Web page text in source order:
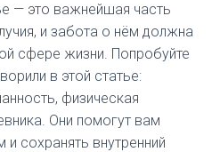
— это важнейшая часть
и забота о нём должна
сфере жизни. Попробуйте
в этой статье:
физическая
Они помогут вам
сохранять внутренний